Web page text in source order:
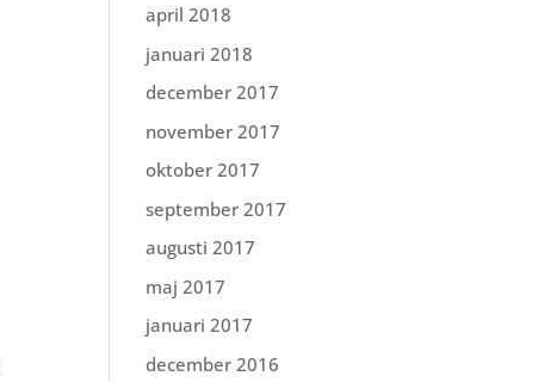
april 2018
januari 2018
december 2017
november 2017
oktober 2017
september 2017
augusti 2017
maj 2017
januari 2017
december 2016